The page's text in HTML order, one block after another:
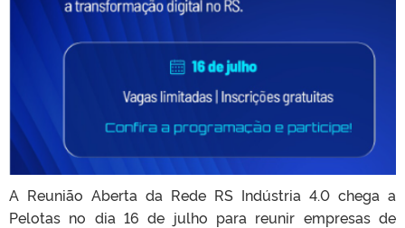
A Reunião Aberta da Rede RS Indústria 4.0 chega a
Pelotas no dia 16 de julho para reunir empresas de